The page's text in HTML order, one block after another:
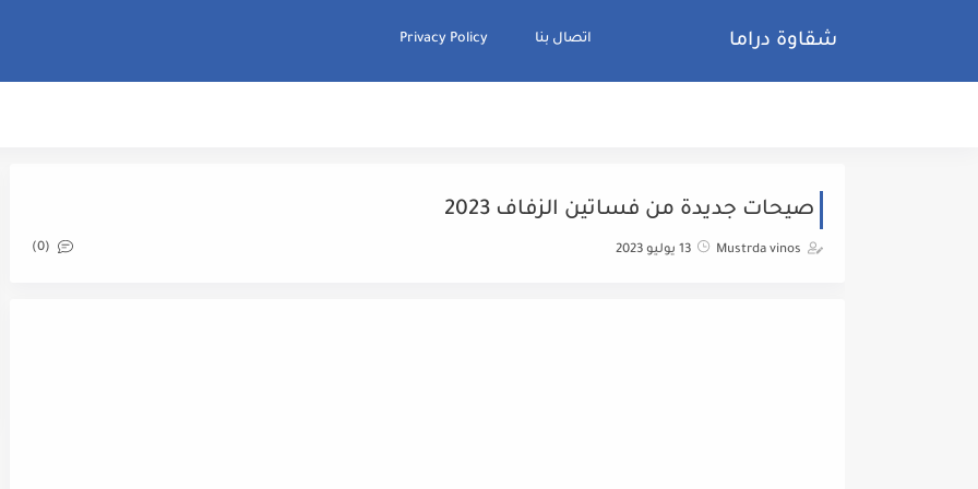
شقاوة دراما اتصال بنا Privacy Policy
صيحات جديدة من فساتين الزفاف 2023
Mustrda vinos 13 يوليو 2023 (0)